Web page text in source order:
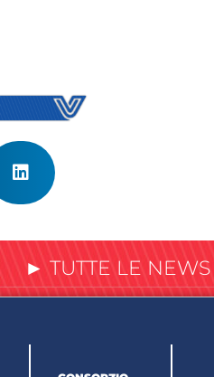
► TUTTE LE